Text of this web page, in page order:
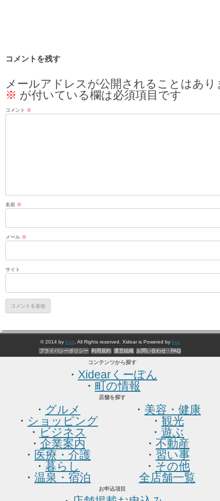
コメントを残す
メールアドレスが公開されることはあり
※ が付いている欄は必須項目です
コメント ※
名前 ※
メール ※
サイト
© 2014 by Kxiz. All Rights reserved. Xidear is Powered by kxiz
プライバシーポリシー
利用規約 運営組織 お問い合わせ・FAQ
コンテンツから探す
・ Xidearくーぽん
・ 町の情報
店舗を探す
・ グルメ
・ ショッピング
・ ビジネス
・ 企業案内
・ 医療・介護
・ 暮らし
・ 温泉・宿泊
・ 美容・健康
・ 観光
・ 遊ぶ
・ 不動産
・ 習い事
・ その他
全店舗一覧
お申込項目